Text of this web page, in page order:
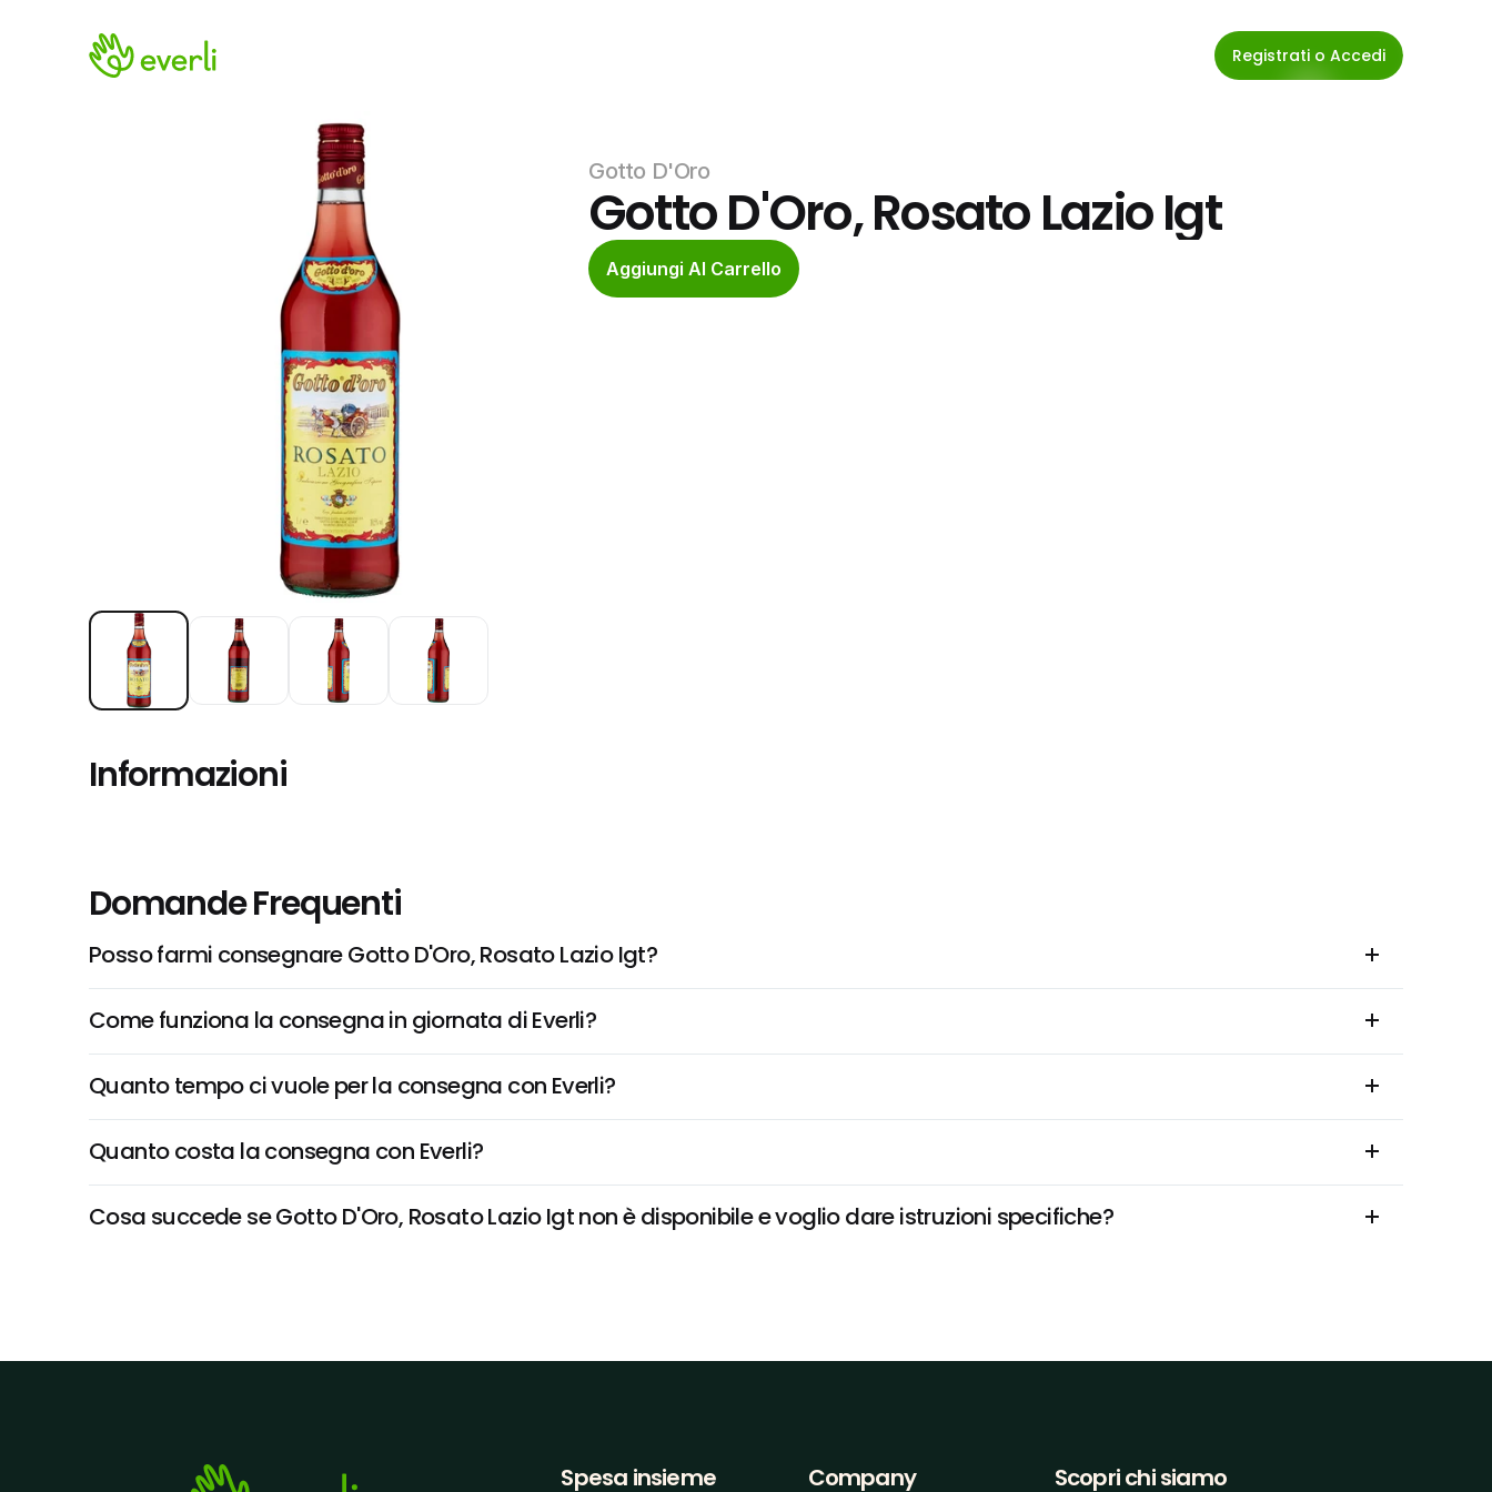
Registrati o Accedi
Gotto D'Oro
Gotto D'Oro, Rosato Lazio Igt
Aggiungi Al Carrello
Informazioni
Domande Frequenti
Posso farmi consegnare Gotto D'Oro, Rosato Lazio Igt?
Come funziona la consegna in giornata di Everli?
Quanto tempo ci vuole per la consegna con Everli?
Quanto costa la consegna con Everli?
Cosa succede se Gotto D'Oro, Rosato Lazio Igt non è disponibile e voglio dare istruzioni specifiche?
Spesa insieme Company Scopri chi siamo